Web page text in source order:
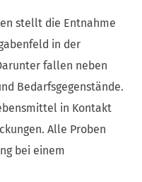
stellt die Entnahme
in der
fallen neben
Bedarfsgegenstände.
in Kontakt
Alle Proben
bei einem